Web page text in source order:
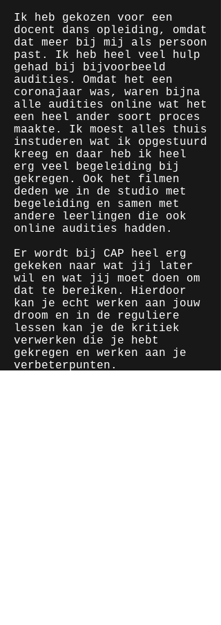
Ik heb gekozen voor een
docent dans opleiding, omdat
dat meer bij mij als persoon
past. Ik heb heel veel hulp
gehad bij bijvoorbeeld
audities. Omdat het een
coronajaar was, waren bijna
alle audities online wat het
een heel ander soort proces
maakte. Ik moest alles thuis
instuderen wat ik opgestuurd
kreeg en daar heb ik heel
erg veel begeleiding bij
gekregen. Ook het filmen
deden we in de studio met
begeleiding en samen met
andere leerlingen die ook
online audities hadden.
Er wordt bij CAP heel erg
gekeken naar wat jij later
wil en wat jij moet doen om
dat te bereiken. Hierdoor
kan je echt werken aan jouw
droom en in de reguliere
lessen kan je de kritiek
verwerken die je hebt
gekregen en werken aan je
verbeterpunten.